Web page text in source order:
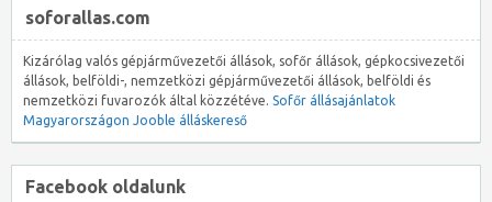
soforallas.com
Kizárólag valós gépjárművezetői állások, sofőr állások, gépkocsivezetői
állások, belföldi-, nemzetközi gépjárművezetői állások, belföldi és
nemzetközi fuvarozók által közzétéve. Sofőr állásajánlatok
Magyarországon Jooble álláskereső
Facebook oldalunk